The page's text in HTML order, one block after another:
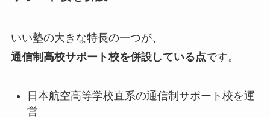
いい塾の大きな特長の一つが、
通信制高校サポート校を併設している点です。
日本航空高等学校直系の通信制サポート校を運
営